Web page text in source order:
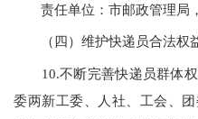
责任单位：市邮政管理局
（四）维护快递员合法权
10.不断完善快递员群体
委两新工委、人社、工会、